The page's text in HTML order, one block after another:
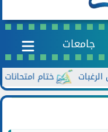
جامعات
ختام امتحانات الدور الثاني